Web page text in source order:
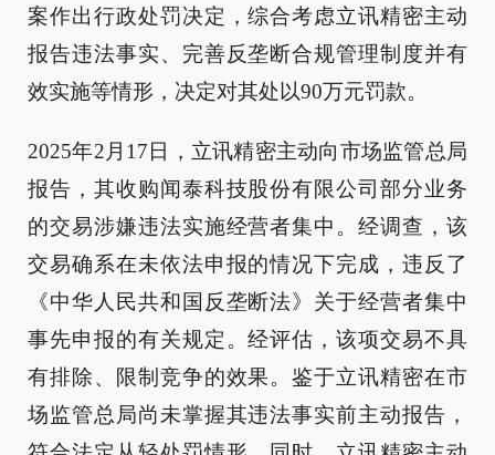
案作出行政处罚决定，综合考虑立讯精密主动
报告违法事实、完善反垄断合规管理制度并有
效实施等情形，决定对其处以90万元罚款。
2025年2月17日，立讯精密主动向市场监管总局
报告，其收购闻泰科技股份有限公司部分业务
的交易涉嫌违法实施经营者集中。经调查，该
交易确系在未依法申报的情况下完成，违反了
《中华人民共和国反垄断法》关于经营者集中
事先申报的有关规定。经评估，该项交易不具
有排除、限制竞争的效果。鉴于立讯精密在市
场监管总局尚未掌握其违法事实前主动报告，